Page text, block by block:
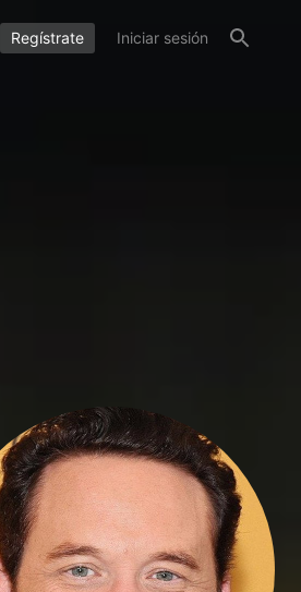
Regístrate Iniciar sesión